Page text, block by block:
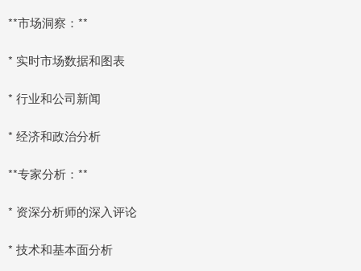
**市场洞察：**
* 实时市场数据和图表
* 行业和公司新闻
* 经济和政治分析
**专家分析：**
* 资深分析师的深入评论
* 技术和基本面分析